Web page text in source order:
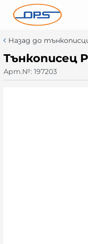
Назад до
Тънкописец
Арт.№: 197203